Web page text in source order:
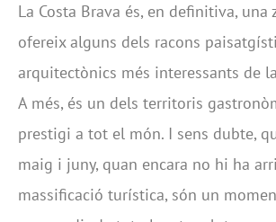
La Costa Brava és, en definitiva, una
ofereix alguns dels racons
arquitectònics més interessants de
A més, és un dels territoris
prestigi a tot el món. I sens dubte,
maig i juny, quan encara no hi ha
massificació turística, són un